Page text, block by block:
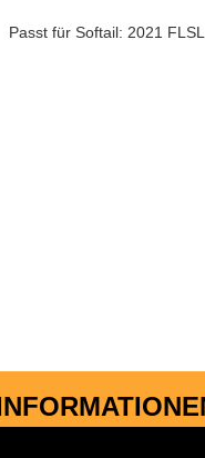
Passt für Softail: 2021